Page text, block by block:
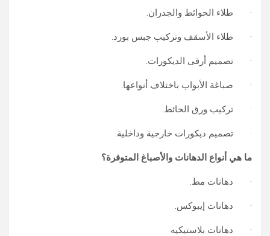
· طلاء الحوائط والجدران.
· طلاء الأسقف وتركيب جبس بورد.
· تصميم أرقى الديكورات.
· صباغة الأبواب باختلاف أنواعها.
· تركيب ورق الحائط.
· تصميم ديكورات خارجية وداخلية.
ما هي أنواع الدهانات والأصباغ المتوفرة؟
· دهانات مط.
· دهانات إيبوكس.
· دهانات بلاستيكيه